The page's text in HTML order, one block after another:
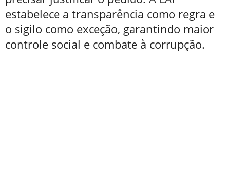
estabelece a transparência como regra e
o sigilo como exceção, garantindo maior
controle social e combate à corrupção.